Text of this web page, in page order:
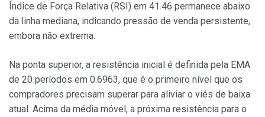
Índice de Força Relativa (RSI) em 41.46 permanece abaixo
da linha mediana, indicando pressão de venda persistente,
embora não extrema.
Na ponta superior, a resistência inicial é definida pela EMA
de 20 períodos em 0.6963, que é o primeiro nível que os
compradores precisam superar para aliviar o viés de baixa
atual. Acima da média móvel, a próxima resistência para o